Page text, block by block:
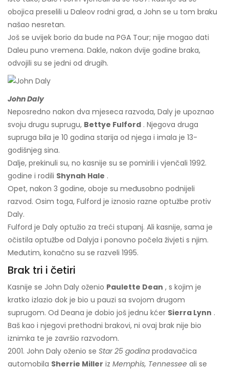
obojica preselili u Daleov rodni grad, a John se u tom braku
našao nesretan.
Još se uvijek borio da bude na PGA Tour; nije mogao dati
Daleu puno vremena. Dakle, nakon dvije godine braka,
odvojili su se jedni od drugih.
John Daly
Neposredno nakon dva mjeseca razvoda, Daly je upoznao
svoju drugu suprugu, Bettye Fulford . Njegova druga
supruga bila je 10 godina starija od njega i imala je 13-
godišnjeg sina.
Dalje, prekinuli su, no kasnije su se pomirili i vjenčali 1992.
godine i rodili Shynah Hale .
Opet, nakon 3 godine, oboje su međusobno podnijeli
razvod. Osim toga, Fulford je iznosio razne optužbe protiv
Daly.
Fulford je Daly optužio za treći stupanj. Ali kasnije, sama je
očistila optužbe od Dalyja i ponovno počela živjeti s njim.
Međutim, konačno su se razveli 1995.
Brak tri i četiri
Kasnije se John Daly oženio Paulette Dean , s kojim je
kratko izlazio dok je bio u pauzi sa svojom drugom
suprugom. Od Deana je dobio još jednu kćer Sierra Lynn .
Baš kao i njegovi prethodni brakovi, ni ovaj brak nije bio
iznimka te je završio razvodom.
2001. John Daly oženio se Star 25 godina prodavačica
automobila Sherrie Miller iz Memphis, Tennessee ali se